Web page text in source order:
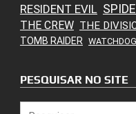
RESIDENT EVIL
THE CREW THE
TOMB RAIDER
PESQUISAR NO SITE